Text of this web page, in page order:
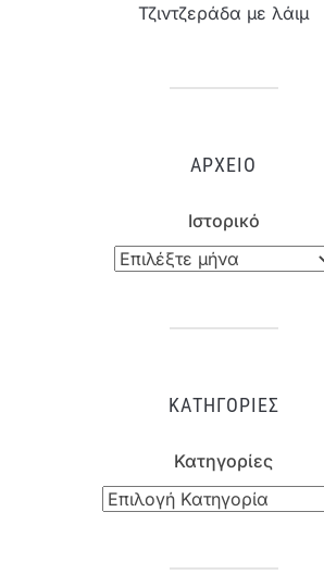
Τζιντζεράδα με λάιμ
ΑΡΧΕΊΟ
Ιστορικό
ΚΑΤΗΓΟΡΊΕΣ
Κατηγορίες